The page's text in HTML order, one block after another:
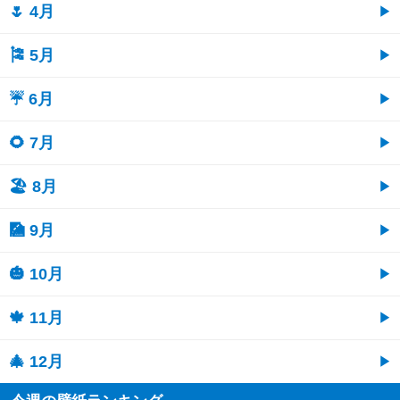
🌷 4月
🎏 5月
☔ 6月
🌻 7月
🏖 8月
🎑 9月
🎃 10月
🍁 11月
🎄 12月